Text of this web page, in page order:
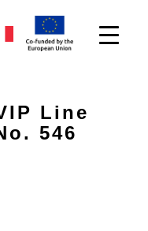
Line
546